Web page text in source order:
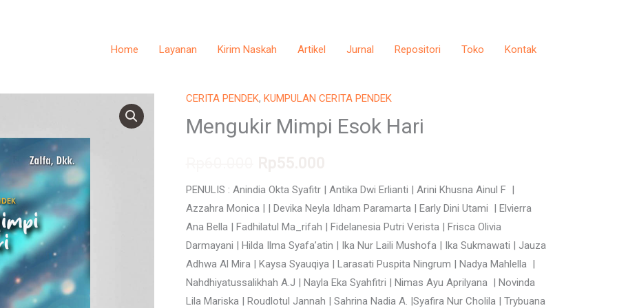
Home Layanan Kirim Naskah Artikel Jurnal Repositori Toko Kontak
CERITA PENDEK, KUMPULAN CERITA PENDEK
Mengukir Mimpi Esok Hari
Original
price
Rp60.000.
Current
price
Rp55.000.
PENULIS : Anindia Okta Syafitr | Antika Dwi Erlianti | Arini Khusna Ainul F |
Azzahra Monica | | Devika Neyla Idham Paramarta | Early Dini Utami | Elvierra
Ana Bella | Fadhilatul Ma_rifah | Fidelanesia Putri Verista | Frisca Olivia
Darmayani | Hilda Ilma Syafa’atin | Ika Nur Laili Mushofa | Ika Sukmawati | Jauza
Adhwa Al Mira | Kaysa Syauqiya | Larasati Puspita Ningrum | Nadya Mahlella |
Nahdhiyatussalikhah A.J | Nayla Eka Syahfitri | Nimas Ayu Aprilyana | Novinda
Lila Mariska | Roudlotul Jannah | Sahrina Nadia A. |Syafira Nur Cholila | Trybuana
Mengukir
Mimpi